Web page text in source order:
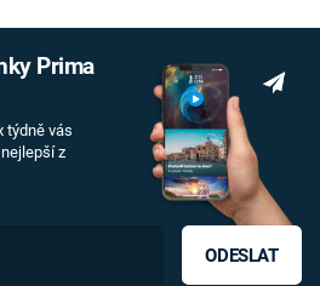
Prima
týdně vás
z
ODESLAT